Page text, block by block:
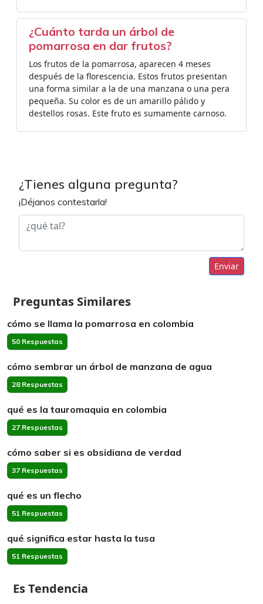
¿Cuánto tarda un árbol de
pomarrosa en dar frutos?
Los frutos de la pomarrosa, aparecen 4 meses
después de la florescencia. Estos frutos presentan
una forma similar a la de una manzana o una pera
pequeña. Su color es de un amarillo pálido y
destellos rosas. Este fruto es sumamente carnoso.
¿Tienes alguna pregunta?
¡Déjanos contestarla!
Enviar
Preguntas Similares
cómo se llama la pomarrosa en colombia
50 Respuestas
cómo sembrar un árbol de manzana de agua
28 Respuestas
qué es la tauromaquia en colombia
27 Respuestas
cómo saber si es obsidiana de verdad
37 Respuestas
qué es un flecho
51 Respuestas
qué significa estar hasta la tusa
51 Respuestas
Es Tendencia